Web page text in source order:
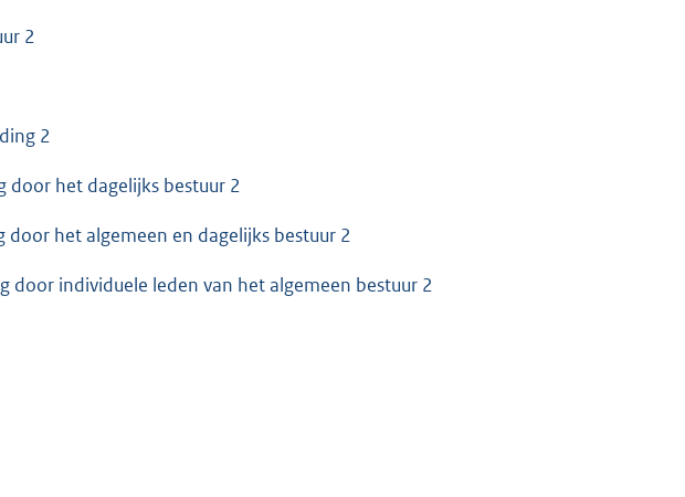
2
2
het dagelijks bestuur 2
het algemeen en dagelijks bestuur 2
individuele leden van het algemeen bestuur 2